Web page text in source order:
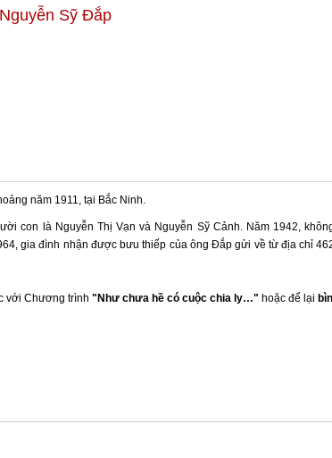
Sỹ Đắp
năm 1911, tại Bắc Ninh.
con là Nguyễn Thị Vạn và Nguyễn Sỹ Cảnh. Năm 1942,
gia đình nhận được bưu thiếp của ông Đắp gửi về từ địa chỉ
với Chương trình "Như chưa hề có cuộc chia ly…" hoặc để lại